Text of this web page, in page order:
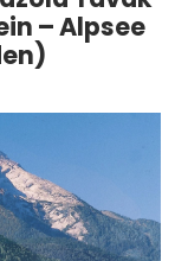
– Alpsee